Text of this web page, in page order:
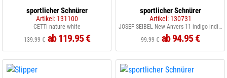
sportlicher Schnürer
Artikel: 131100
CETTI nature white
139.99 € ab 119.95 €
sportlicher Schnürer
Artikel: 130731
JOSEF SEIBEL New Anvers 11 indigo indigo-multi
99.99 € ab 94.95 €